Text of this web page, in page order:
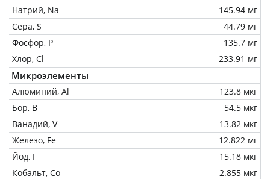
Натрий, Na
145.94 мг
Сера, S
44.79 мг
Фосфор, P
135.7 мг
Хлор, Cl
233.91 мг
Микроэлементы
Алюминий, Al
123.8 мкг
Бор, B
54.5 мкг
Ванадий, V
13.82 мкг
Железо, Fe
12.822 мг
Йод, I
15.18 мкг
Кобальт, Co
2.855 мкг